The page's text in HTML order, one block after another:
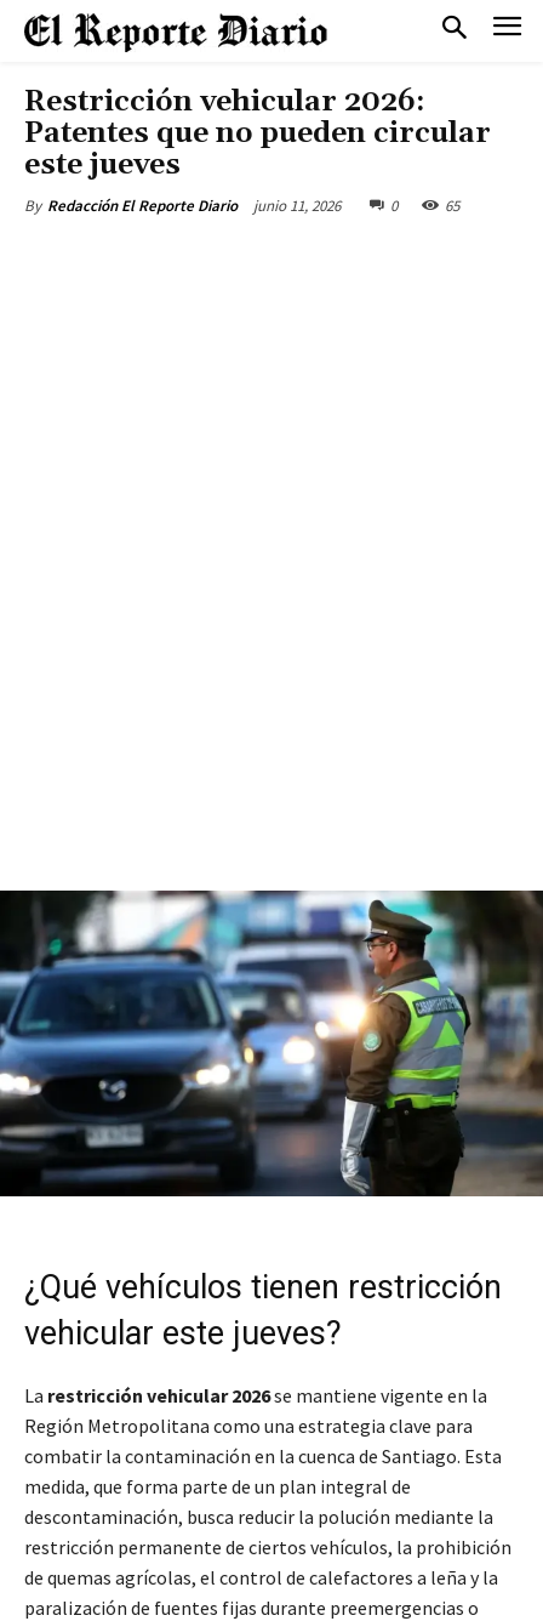
Restricción vehicular 2026:
Patentes que no pueden circular
este jueves
By Redacción El Reporte Diario junio 11, 2026 0 65
¿Qué vehículos tienen restricción
vehicular este jueves?
La restricción vehicular 2026se mantiene vigente en la
Región Metropolitana como una estrategia clave para
combatir la contaminación en la cuenca de Santiago. Esta
medida, que forma parte de un plan integral de
descontaminación, busca reducir la polución mediante la
restricción permanente de ciertos vehículos, la prohibición
de quemas agrícolas, el control de calefactores a leña y la
paralización de fuentes fijas durante preemergencias o